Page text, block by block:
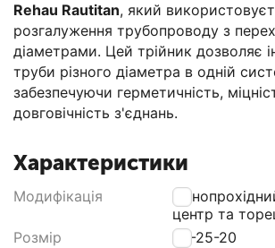
Rehau Rautitan, який
розгалуження трубопроводу з
діаметрами. Цей трійник дозволяє
труби різного діаметра в одній
забезпечуючи герметичність,
довговічність з'єднань.
Характеристики
Модифікація
центр та
Розмір
32-25-20